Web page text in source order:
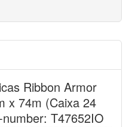
Ribbon Armor
x 74m (Caixa 24
T47652IO